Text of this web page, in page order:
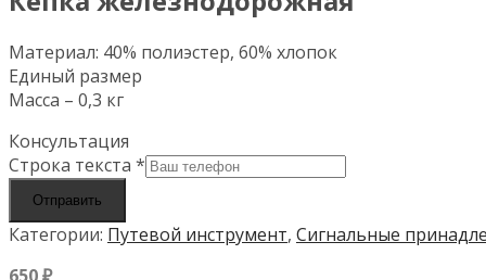
Материал: 40% полиэстер, 60% хлопок
Единый размер
Масса – 0,3 кг
Консультация
Строка текста *
Отправить
Категории: Путевой инструмент, Сигнальные